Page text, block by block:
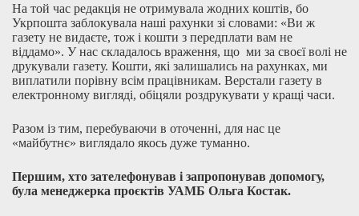
На той час редакція не отримувала жодних коштів, бо
Укрпошта заблокувала наші рахунки зі словами: «Ви ж
газету не видаєте, тож і кошти з передплати вам не
віддамо». У нас складалось враження, що ми за своєї волі не
друкували газету. Кошти, які залишались на рахунках, ми
виплатили порівну всім працівникам. Верстали газету в
електронному вигляді, обіцяли роздрукувати у кращі часи.
Разом із тим, перебуваючи в оточенні, для нас це
«майбутнє» виглядало якось дуже туманно.
Першим, хто зателефонував і запропонував допомогу,
була менеджерка проєктів УАМБ Ольга Костак.